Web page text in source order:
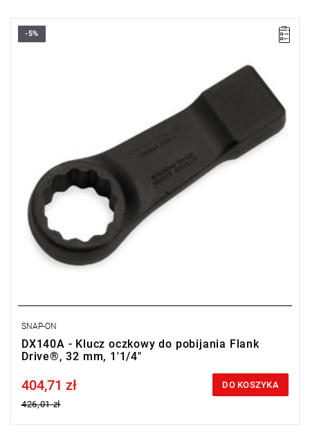
-5%
SNAP-ON
DX140A - Klucz oczkowy do pobijania Flank
Drive®, 32 mm, 1'1/4"
Price tax included
404,71 zł
426,01 zł
DO KOSZYKA